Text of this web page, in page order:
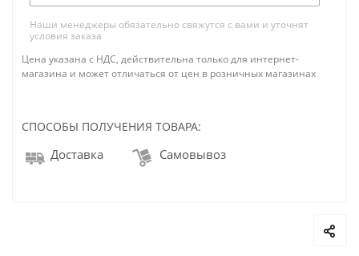
Наши менеджеры обязательно свяжутся с вами и уточнят
условия заказа
Цена указана с НДС, действительна только для интернет-
магазина и может отличаться от цен в розничных магазинах
СПОСОБЫ ПОЛУЧЕНИЯ ТОВАРА:
Доставка Самовывоз